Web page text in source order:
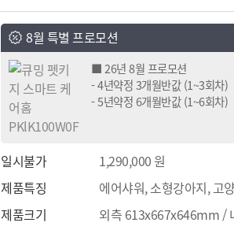
8월 특별 프로모션
■ 26년 8월 프로모션
- 4년약정 3개월반값 (1~3회차)
- 5년약정 6개월반값 (1~6회차)
일시불가
1,290,000 원
제품특징
에어샤워, 소형강아지, 고
제품크기
외측 613x667x646mm /